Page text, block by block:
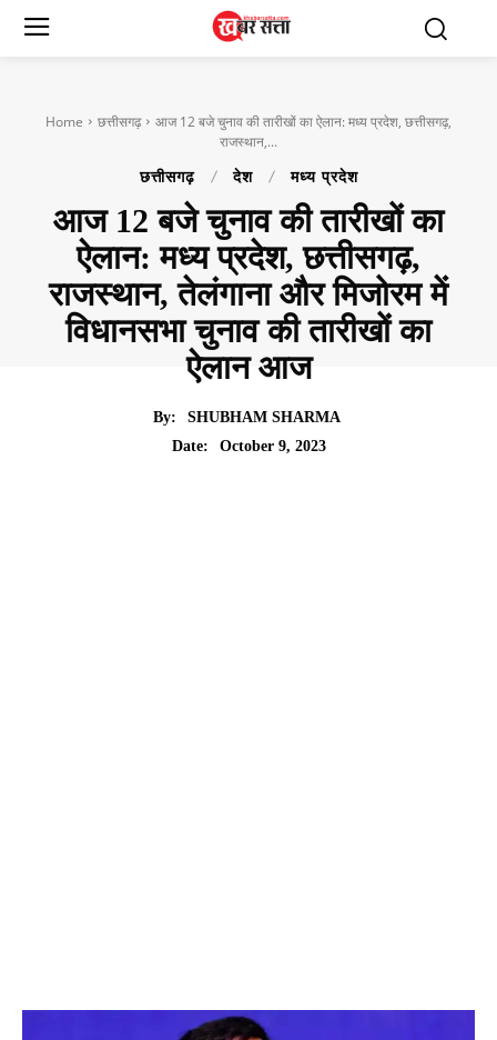
Home छत्तीसगढ़
आज 12 बजे चुनाव की तारीखों का ऐलान: मध्य प्रदेश, छत्तीसगढ़,
राजस्थान,...
छत्तीसगढ़ देश मध्य प्रदेश
आज 12 बजे चुनाव की तारीखों का
ऐलान: मध्य प्रदेश, छत्तीसगढ़,
राजस्थान, तेलंगाना और मिजोरम में
विधानसभा चुनाव की तारीखों का
ऐलान आज
By:
SHUBHAM SHARMA
Date:
October 9, 2023